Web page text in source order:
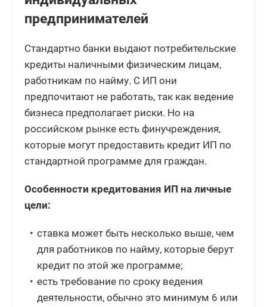
предпринимателей
Стандартно банки выдают потребительские
кредиты наличными физическим лицам,
работникам по найму. С ИП они
предпочитают не работать, так как ведение
бизнеса предполагает риски. Но на
российском рынке есть финучреждения,
которые могут предоставить кредит ИП по
стандартной программе для граждан.
Особенности кредитования ИП на личные
цели:
ставка может быть несколько выше, чем
для работников по найму, которые берут
кредит по этой же программе;
есть требование по сроку ведения
деятельности, обычно это минимум 6 или